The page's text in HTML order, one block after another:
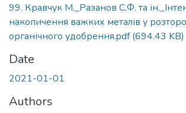
99. Кравчук М._Разанов С.Ф. та
накопичення важких металів у
органічного удобрення.pdf(694.43 KB)
Date
2021-01-01
Authors